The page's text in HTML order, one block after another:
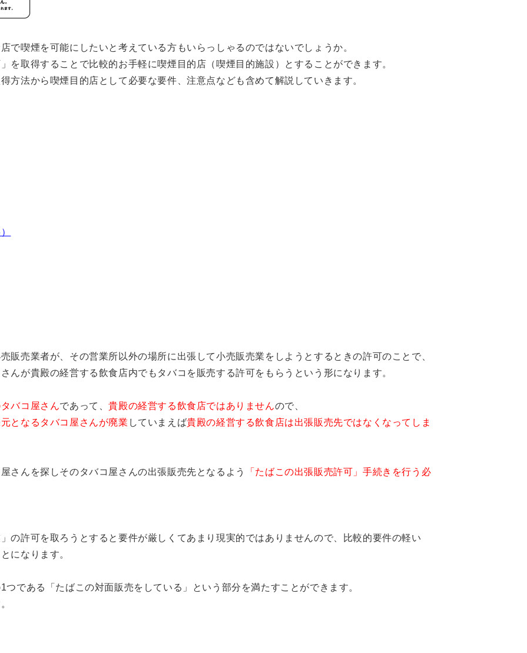
で喫煙を可能にしたいと考えている方もいらっしゃるのではないでしょうか。
を取得することで比較的お手軽に喫煙目的店（喫煙目的施設）とすることができます。
方法から喫煙目的店として必要な要件、注意点なども含めて解説していきます。
販売業者が、その営業所以外の場所に出張して小売販売業を しようとするときの許可のことで、
んが貴殿の経営する飲食店内でもタバコを販売する許可をもらうという形になります。
バコ屋さんであって、貴殿の経営する飲食店ではありませんので、
となるタバコ屋さんが廃業 していまえば貴殿の経営する飲食店は出張販売先ではなくなってしま
屋さんを探しそのタバコ屋さんの出張販売先となるよう
「たばこの出張販売許可」手続きを行う必
の許可を取ろうとすると要件が厳しくてあまり現実的ではありませんので、比較的要件の軽い
になります。
である「たばこの対面販売をしている」という部分を満たすことができます。